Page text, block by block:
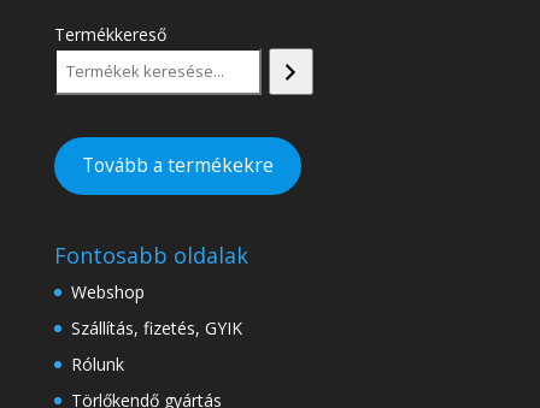
Termékkereső
Tovább a termékekre
Fontosabb oldalak
Webshop
Szállítás, fizetés, GYIK
Rólunk
Törlőkendő gyártás